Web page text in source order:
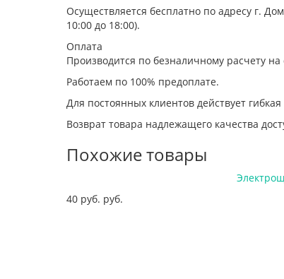
Осуществляется бесплатно по адресу г.
10:00 до 18:00).
Оплата
Производится по безналичному расчету
Работаем по 100% предоплате.
Для постоянных клиентов действует
Возврат товара надлежащего качества
Похожие товары
40 руб. руб.